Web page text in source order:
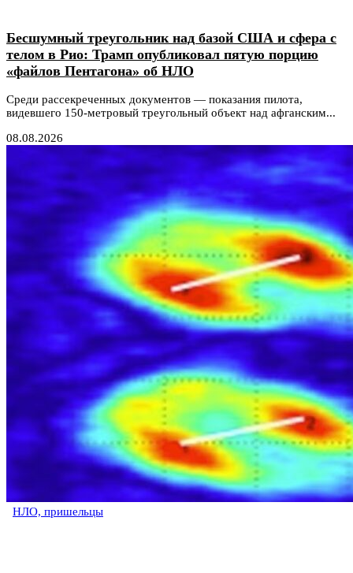
Бесшумный треугольник над базой США и сфера с
телом в Рио: Трамп опубликовал пятую порцию
«файлов Пентагона» об НЛО
Среди рассекреченных документов — показания пилота,
видевшего 150-метровый треугольный объект над афганским...
08.08.2026
НЛО, пришельцы